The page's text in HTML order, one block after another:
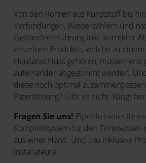
Von den Rohren aus Kunststoff bis
Verbindungen, Wasserzählern und
Gebäudeeinführung inkl. korrekter
einzelnen Produkte, welche zu
Hausanschluss gehören, müssen
aufeinander abgestimmt werden.
diese noch optimal
Patentlösung? Gibt es nicht. Klingt
Fragen Sie uns! Pipelife bietet
Komplettsystem für den Trinkwasser-
aus einer Hand. Und das inklusive
Installateure.